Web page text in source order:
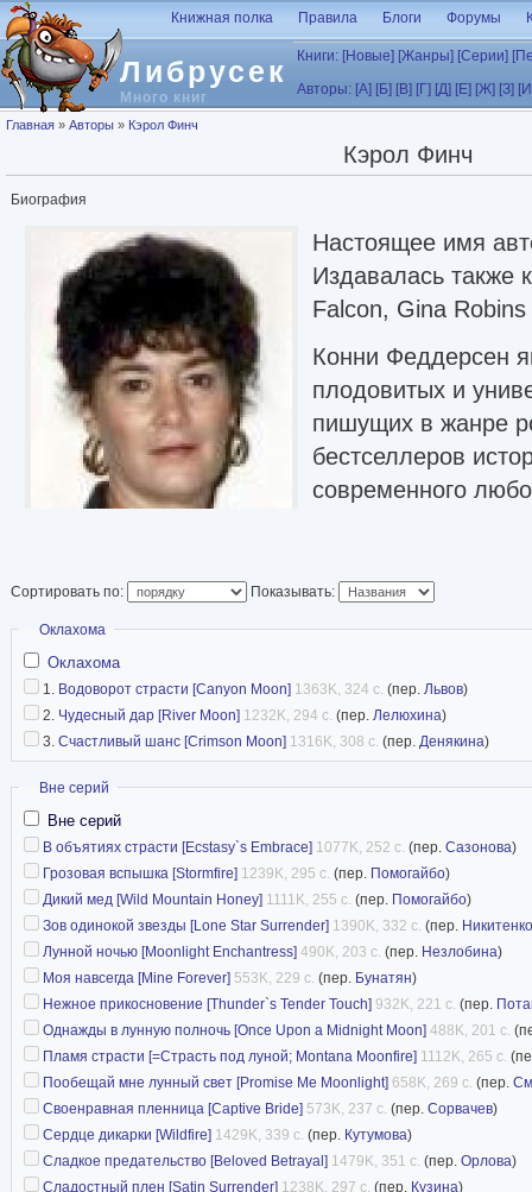
Перейти к основному содержанию
Либрусек
Много книг
Книжная полка Правила Блоги Форумы
Книги: [Новые] [Жанры] [Серии]
Авторы: [А] [Б] [В] [Г] [Д] [Е] [Ж] [З]
Вы здесь
Главная » Авторы » Кэрол Финч
Кэрол Финч
Биография
Настоящее имя
Издавалась также
Falcon, Gina Robins
Конни Феддерсен
плодовитых и
пишущих в жанре
бестселлеров
современного
копий, она
выдвигалась на номинаций, за выдающиеся
Romantic Times Magazine.
Она является активным членом нескольких
писательских объединений.
Книги Конни хорошо известны своим быстро
действием, искрометным юмором и живым
У Конни и ее мужа 3 детей, они живут на
Оклахома.
Сортировать по: Показывать:
Скрыть
Оклахома
Оклахома
1. Водоворот страсти [Canyon Moon] 1363K, 324 с. (пер. Львов)
2. Чудесный дар [River Moon] 1232K, 294 с. (пер. Лелюхина)
3. Счастливый шанс [Crimson Moon] 1316K, 308 с. (пер. Денякина)
Скрыть
Вне серий
Вне серий
В объятиях страсти [Ecstasy`s Embrace] 1077K, 252 с. (пер. Сазонова)
Грозовая вспышка [Stormfire] 1239K, 295 с. (пер. Помогайбо)
Дикий мед [Wild Mountain Honey] 1111K, 255 с. (пер. Помогайбо)
Зов одинокой звезды [Lone Star Surrender] 1390K, 332 с. (пер. Никитенко
Лунной ночью [Moonlight Enchantress] 490K, 203 с. (пер. Незлобина)
Моя навсегда [Mine Forever] 553K, 229 с. (пер. Бунатян)
Нежное прикосновение [Thunder`s Tender Touch] 932K, 221 с. (пер.
Однажды в лунную полночь [Once Upon a Midnight Moon] 488K, 201 с.
Пламя страсти [=Страсть под луной; Montana Moonfire] 1112K, 265 с.
Пообещай мне лунный свет [Promise Me Moonlight] 658K, 269 с. (пер.
Своенравная пленница [Captive Bride] 573K, 237 с. (пер. Сорвачев)
Сердце дикарки [Wildfire] 1429K, 339 с. (пер. Кутумова)
Сладкое предательство [Beloved Betrayal] 1479K, 351 с. (пер. Орлова)
Сладостный плен [Satin Surrender] 1238K, 297 с. (пер. Кузина)